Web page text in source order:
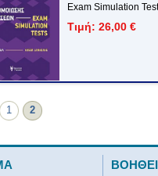
Exam Simulation
Τιμή: 26,00 €
1 2